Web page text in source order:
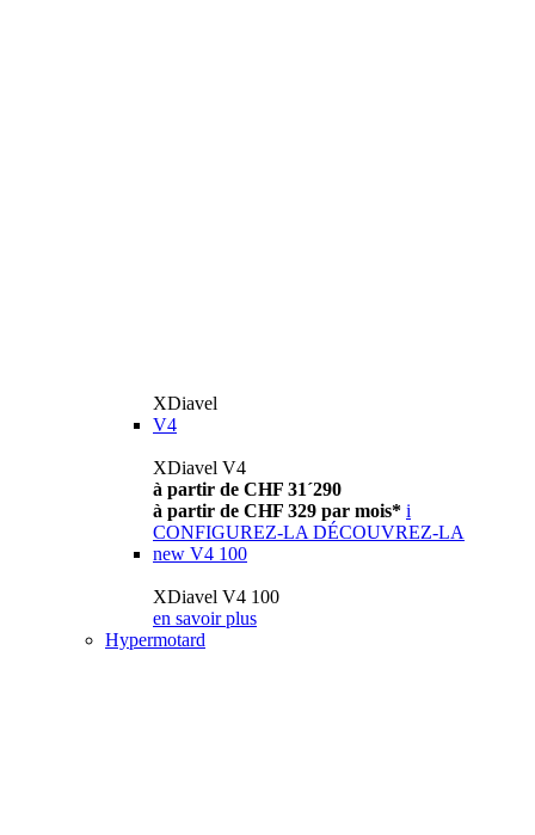
XDiavel
V4
XDiavel V4
à partir de CHF 31´290
à partir de CHF 329 par mois* i
CONFIGUREZ-LA DÉCOUVREZ-LA
new V4 100
XDiavel V4 100
en savoir plus
Hypermotard